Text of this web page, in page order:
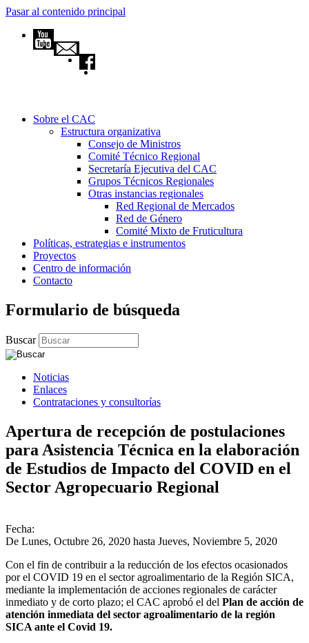
Pasar al contenido principal
Sobre el CAC
Estructura organizativa
Consejo de Ministros
Comité Técnico Regional
Secretaría Ejecutiva del CAC
Grupos Técnicos Regionales
Otras instancias regionales
Red Regional de Mercados
Red de Género
Comité Mixto de Fruticultura
Políticas, estrategias e instrumentos
Proyectos
Centro de información
Contacto
Formulario de búsqueda
Buscar
Noticias
Enlaces
Contrataciones y consultorías
Apertura de recepción de postulaciones
para Asistencia Técnica en la elaboración
de Estudios de Impacto del COVID en el
Sector Agropecuario Regional
Fecha:
De Lunes, Octubre 26, 2020 hasta Jueves, Noviembre 5, 2020
Con el fin de contribuir a la reducción de los efectos ocasionados
por el COVID 19 en el sector agroalimentario de la Región SICA,
mediante la implementación de acciones regionales de carácter
inmediato y de corto plazo; el CAC aprobó el del Plan de acción de
atención inmediata del sector agroalimentario de la región
SICA ante el Covid 19.